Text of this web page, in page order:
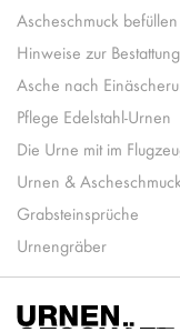
Ascheschmuck befüllen
Hinweise zur Bestattung
Asche nach
Pflege Edelstahl-Urnen
Die Urne mit im
Urnen &
Grabsteinsprüche
Urnengräber